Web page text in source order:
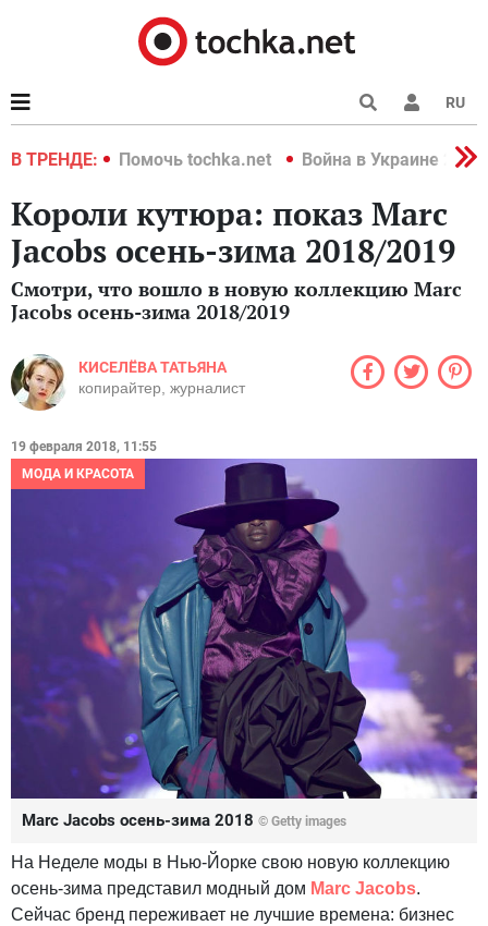
RU
В ТРЕНДЕ:
2022 Помочь tochka.net Война в Украине 2022
Короли кутюра: показ Marc
Jacobs осень-зима 2018/2019
Смотри, что вошло в новую коллекцию Marc
Jacobs осень-зима 2018/2019
КИСЕЛЁВА ТАТЬЯНА
копирайтер, журналист
19 февраля 2018, 11:55
МОДА И КРАСОТА
Marc Jacobs осень-зима 2018 © Getty images
На Неделе моды в Нью-Йорке свою новую коллекцию
осень-зима представил модный дом Marc Jacobs.
Сейчас бренд переживает не лучшие времена: бизнес